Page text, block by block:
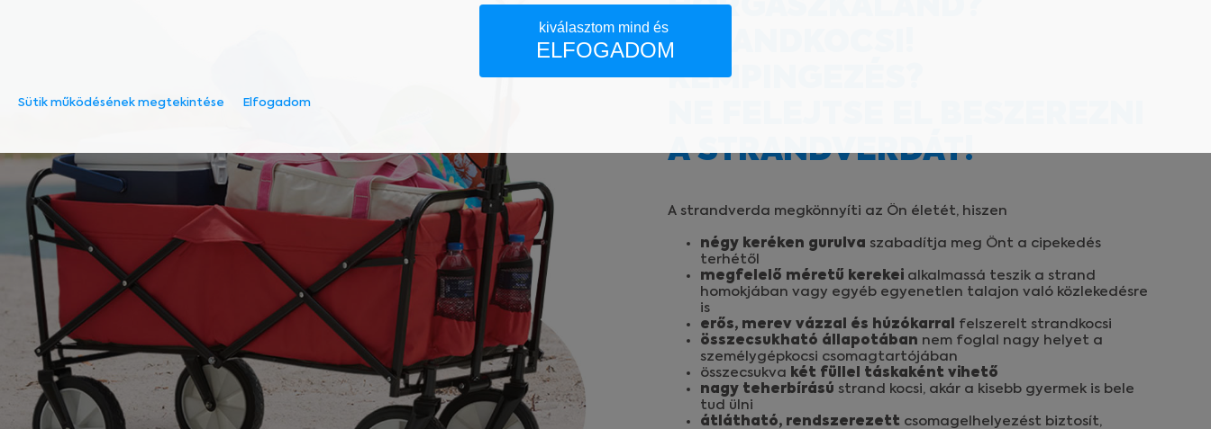
HORGÁSZKALAND?
STRANDKOCSI!
KEMPINGEZÉS?
A STRANDVERDÁT!
A strandverda megkönnyíti az Ön életét, hiszen
négy keréken gurulva szabadítja meg Önt a cipekedés
terhétől
megfelelő méretű kerekei alkalmassá teszik a strand
homokjában vagy egyéb egyenetlen talajon való közlekedésre
is
erős, merev vázzal és húzókarral
felszerelt strandkocsi
összecsukható állapotában nem foglal nagy helyet a
személygépkocsi csomagtartójában
összecsukva két füllel táskaként vihető
nagy teherbírású strand kocsi, akár a kisebb gyermek is bele
tud ülni
átlátható, rendszerezett csomagelhelyezést biztosít,
kiválasztom mind és
ELFOGADOM
Statisztikai:
A weboldal statisztikáinak elemzésével tudjuk weboldalunkat hatékonyabbá tenni, hogy a lehető legmagasabb felhasználói élményt
nyújtsuk kedves látogatóinknak. Ezért gyűjtünk statisztikai adatokat a Google Analytics segítségével, amely kizárólag az IP címeket
tárolja a személyes adatok közül.
Reklámcélú:
Azért települnek ezek a sütik, hogy a felhasználót számára egyedi, releváns, érdeklődési körébe tartozó reklámajánlatokkal tudjuk
megcélozni.
Sütik működésének megtekintése Elfogadom